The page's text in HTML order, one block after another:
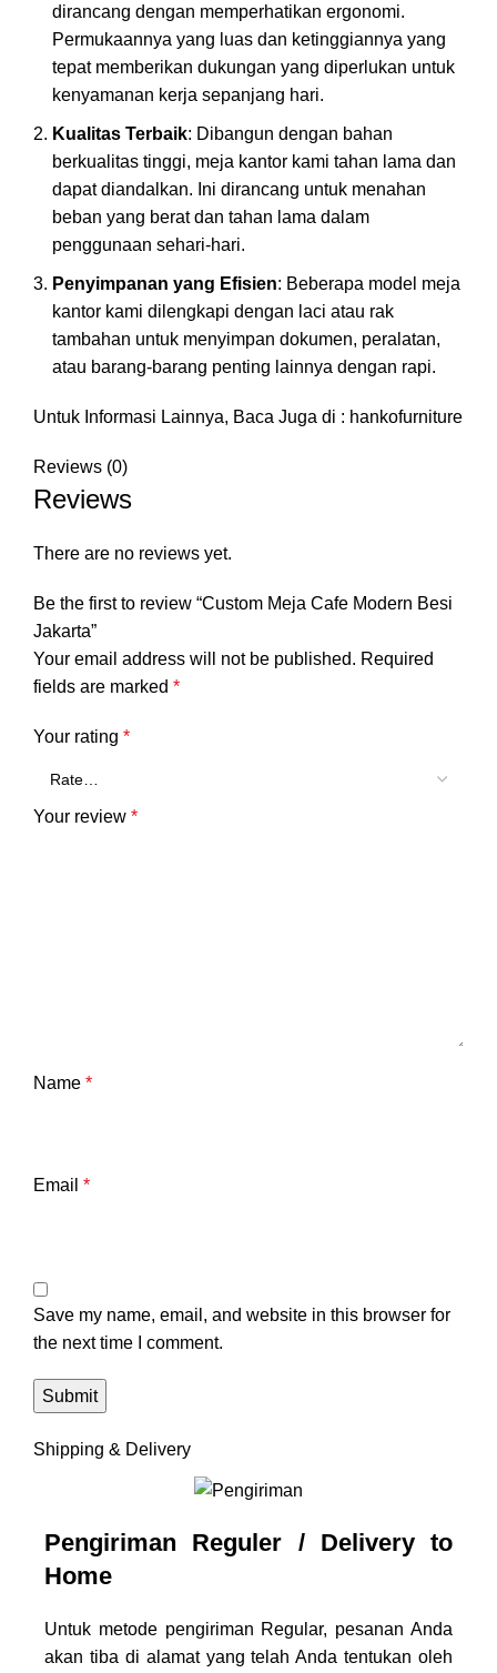
dirancang dengan memperhatikan ergonomi.
Permukaannya yang luas dan ketinggiannya yang
tepat memberikan dukungan yang diperlukan untuk
kenyamanan kerja sepanjang hari.
Kualitas Terbaik: Dibangun dengan bahan
berkualitas tinggi, meja kantor kami tahan lama dan
dapat diandalkan. Ini dirancang untuk menahan
beban yang berat dan tahan lama dalam
penggunaan sehari-hari.
Penyimpanan yang Efisien: Beberapa model meja
kantor kami dilengkapi dengan laci atau rak
tambahan untuk menyimpan dokumen, peralatan,
atau barang-barang penting lainnya dengan rapi.
Untuk Informasi Lainnya, Baca Juga di : hankofurniture
Reviews (0)
Reviews
There are no reviews yet.
Be the first to review “Custom Meja Cafe Modern Besi
Jakarta”
Your email address will not be published. Required
fields are marked *
Your rating *
Your review *
Name *
Email *
Save my name, email, and website in this browser for
the next time I comment.
Shipping & Delivery
Pengiriman Reguler / Delivery to
Home
Untuk metode pengiriman Regular, pesanan Anda
akan tiba di alamat yang telah Anda tentukan oleh